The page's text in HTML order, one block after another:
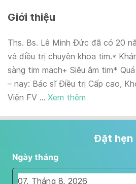
Giới thiệu
Ths. Bs. Lê Minh Đức đã có 20
và điều trị chuyên khoa tim.*
sàng tim mạch+ Siêu âm tim*
– nay: Bác sĩ Điều trị Cấp cao,
Viện FV ... Xem thêm
Đặt hẹn
Ngày tháng